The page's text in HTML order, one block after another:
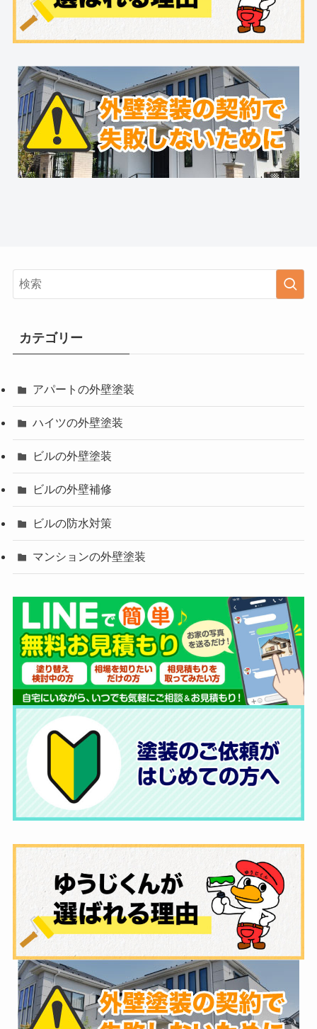
カテゴリー
アパートの外壁塗装
ハイツの外壁塗装
ビルの外壁塗装
ビルの外壁補修
ビルの防水対策
マンションの外壁塗装